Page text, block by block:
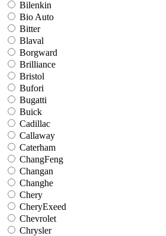
Bilenkin
Bio Auto
Bitter
Blaval
Borgward
Brilliance
Bristol
Bufori
Bugatti
Buick
Cadillac
Callaway
Caterham
ChangFeng
Changan
Changhe
Chery
CheryExeed
Chevrolet
Chrysler